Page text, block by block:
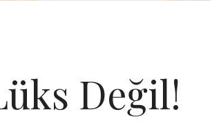
Değil!